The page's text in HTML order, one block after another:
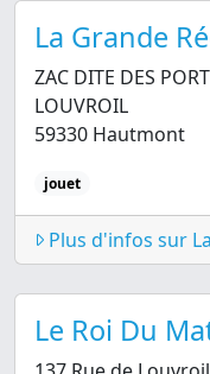
La Grande
ZAC DITE DES
LOUVROIL
59330 Hautmont
jouet
Plus d'infos sur
Le Roi Du